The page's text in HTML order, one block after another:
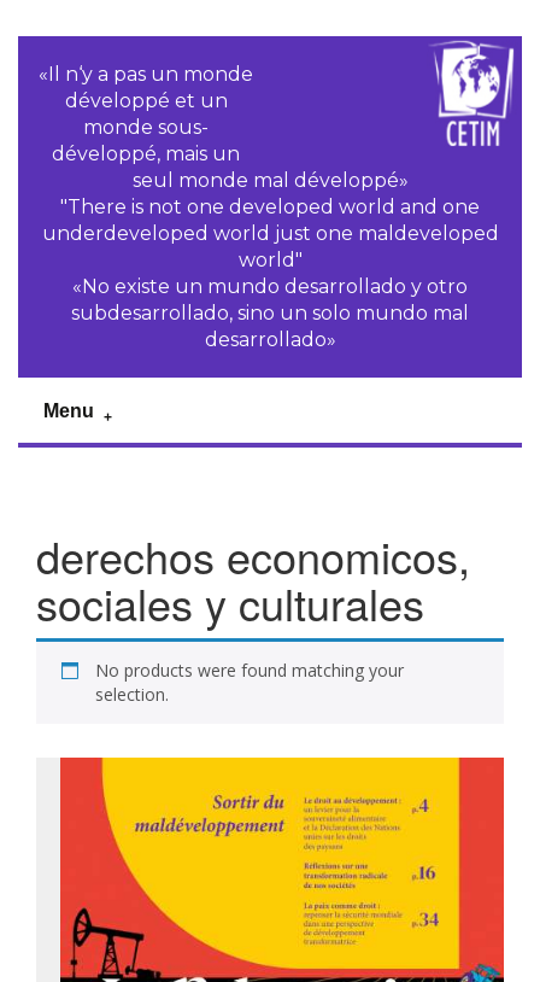
«Il n‘y a pas un monde
développé et un
monde sous-
développé, mais un
seul monde mal développé»
"There is not one developed world and one
underdeveloped world just one maldeveloped
world"
«No existe un mundo desarrollado y otro
subdesarrollado, sino un solo mundo mal
desarrollado»
Menu
derechos economicos,
sociales y culturales
No products were found matching your
selection.